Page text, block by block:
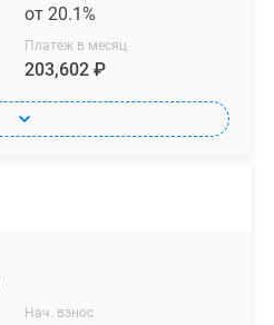
от 20.1%
Платеж в месяц
203,602 ₽
Нач. взнос